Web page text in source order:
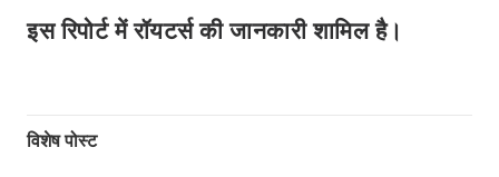
इस रिपोर्ट में रॉयटर्स की जानकारी शामिल है।
विशेष पोस्ट